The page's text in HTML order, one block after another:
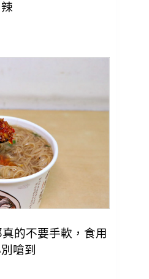
的不要手軟，食用
嗆到